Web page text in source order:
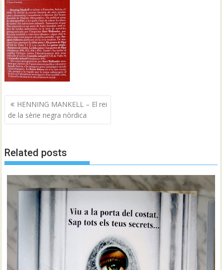
Navegació
d'entrades
HENNING MANKELL – El rei
de la sèrie negra nòrdica
Related posts